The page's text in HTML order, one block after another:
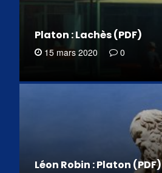
Platon : Lachès (PDF)
15 mars 2020 0
Léon Robin : Platon (PDF)